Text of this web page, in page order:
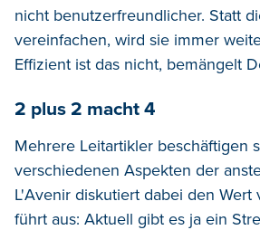
nicht benutzerfreundlicher. Statt
vereinfachen, wird sie immer
Effizient ist das nicht, bemängelt
2 plus 2 macht 4
Mehrere Leitartikler beschäftigen
verschiedenen Aspekten der
L'Avenir diskutiert dabei den Wert
führt aus: Aktuell gibt es ja ein